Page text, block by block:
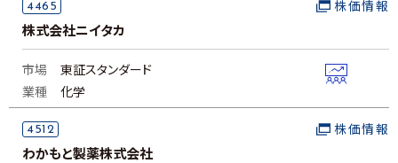
4465
株式会社ニイタカ
株価情報
市場
東証スタンダード
業種
化学
4512
わかもと製薬株式会社
株価情報